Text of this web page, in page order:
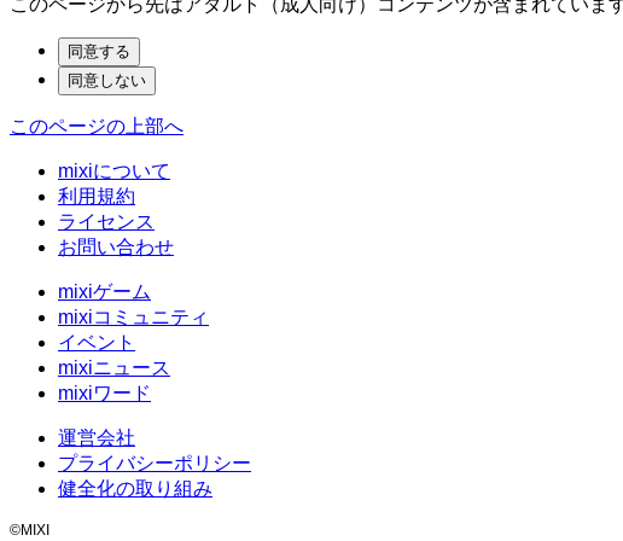
このページの上部へ
mixiについて
利用規約
ライセンス
お問い合わせ
mixiゲーム
mixiコミュニティ
イベント
mixiニュース
mixiワード
運営会社
プライバシーポリシー
健全化の取り組み
©MIXI